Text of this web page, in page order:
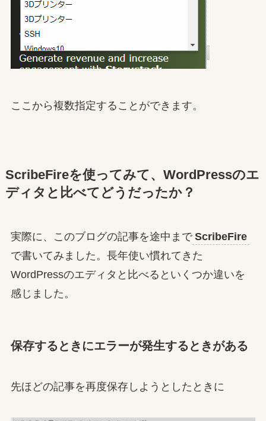
ここから複数指定することができます。
ScribeFireを使ってみて、WordPressのエ
ディタと比べてどうだったか？
実際に、このブログの記事を途中まで ScribeFire
で書いてみました。長年使い慣れてきた
WordPressのエディタと比べるといくつか違いを
感じました。
保存するときにエラーが発生するときがある
先ほどの記事を再度保存しようとしたときに